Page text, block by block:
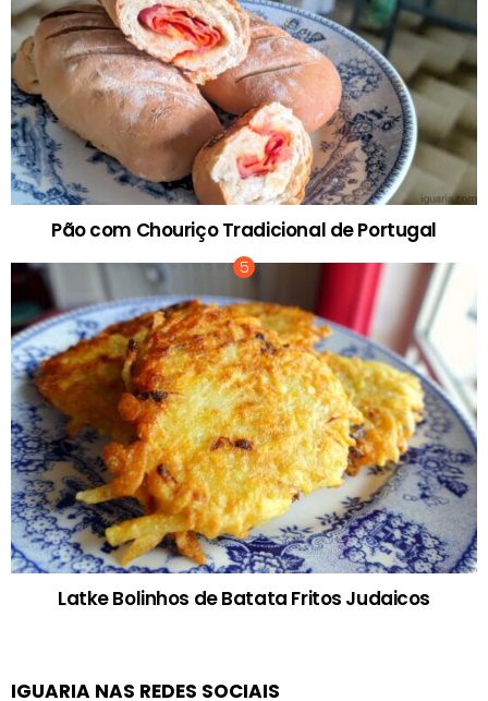
Pão com Chouriço Tradicional de Portugal
Latke Bolinhos de Batata Fritos Judaicos
IGUARIA NAS REDES SOCIAIS